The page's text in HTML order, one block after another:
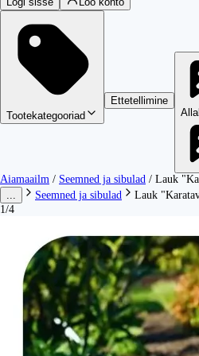
Tootekategooriad
Ettetellimine
Aiamaailm / Seemned ja sibulad / Lauk
...
Seemned ja sibulad
Lauk
1/4